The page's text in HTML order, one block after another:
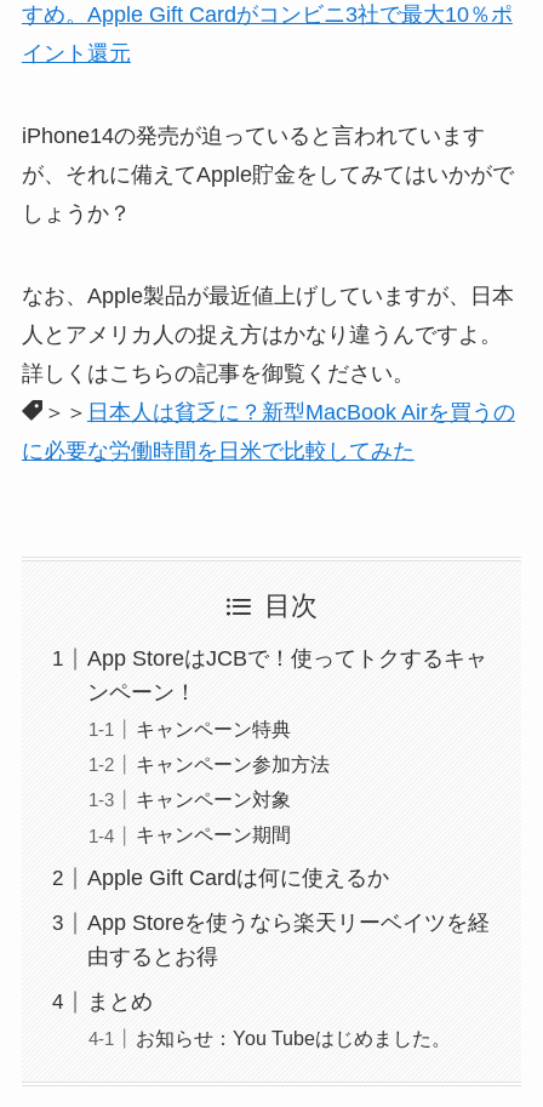
すめ。Apple Gift Cardがコンビニ3社で最大10％ポ
イント還元
iPhone14の発売が迫っていると言われています
が、それに備えてApple貯金をしてみてはいかがで
しょうか？
なお、Apple製品が最近値上げしていますが、日本
人とアメリカ人の捉え方はかなり違うんですよ。
詳しくはこちらの記事を御覧ください。
＞＞ 日本人は貧乏に？新型MacBook Airを買うの
に必要な労働時間を日米で比較してみた
目次
App StoreはJCBで！使ってトクするキャ
ンペーン！
キャンペーン特典
キャンペーン参加方法
キャンペーン対象
キャンペーン期間
Apple Gift Cardは何に使えるか
App Storeを使うなら楽天リーベイツを経
由するとお得
まとめ
お知らせ：You Tubeはじめました。